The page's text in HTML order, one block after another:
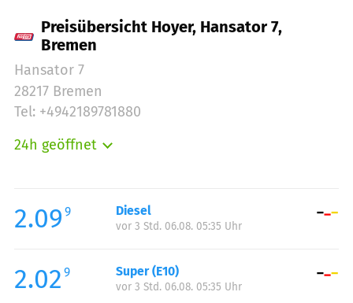
Preisübersicht Hoyer, Hansator 7,
Bremen
Hansator 7
28217 Bremen
Tel: +4942189781880
24h geöffnet
Mittwoch:
00:00-24:00
Donnerstag:
Samstag:
00:00-24:00
Sonntag:
2.09 9 Diesel
vor 3 Std. 06.08. 05:35 Uhr
2.02 9 Super (E10)
vor 3 Std. 06.08. 05:35 Uhr